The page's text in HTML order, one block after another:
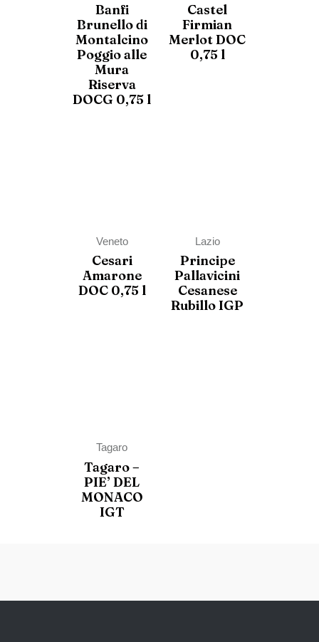
Banfi
Brunello di
Montalcino
Poggio alle
Mura
Riserva
DOCG 0,75 l
Castel
Firmian
Merlot DOC
0,75 l
Veneto
Cesari
Amarone
DOC 0,75 l
Lazio
Principe
Pallavicini
Cesanese
Rubillo IGP
Tagaro
Tagaro –
PIE’ DEL
MONACO
IGT